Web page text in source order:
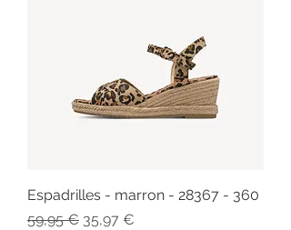
Espadrilles - marron - 28367 - 360
Prix original
59,95 € Prix promotionnel
35,97 €